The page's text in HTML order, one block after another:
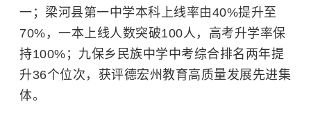
一；梁河县第一中学本科上线率由40%提升至
70%，一本上线人数突破100人，高考升学率保
持100%；九保乡民族中学中考综合排名两年提
升36个位次，获评德宏州教育高质量发展先进集
体。